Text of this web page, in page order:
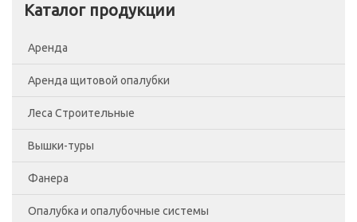
Каталог продукции
Аренда
Аренда щитовой опалубки
Леса Строительные
Леса рамные
Помосты
Сетка фасадная
Вышки-туры
Вышка-тура ВСП-250/0.7
Вышка-тура ВСП-250/1.2
Фанера
Фанера Россия
Опалубка и опалубочные системы